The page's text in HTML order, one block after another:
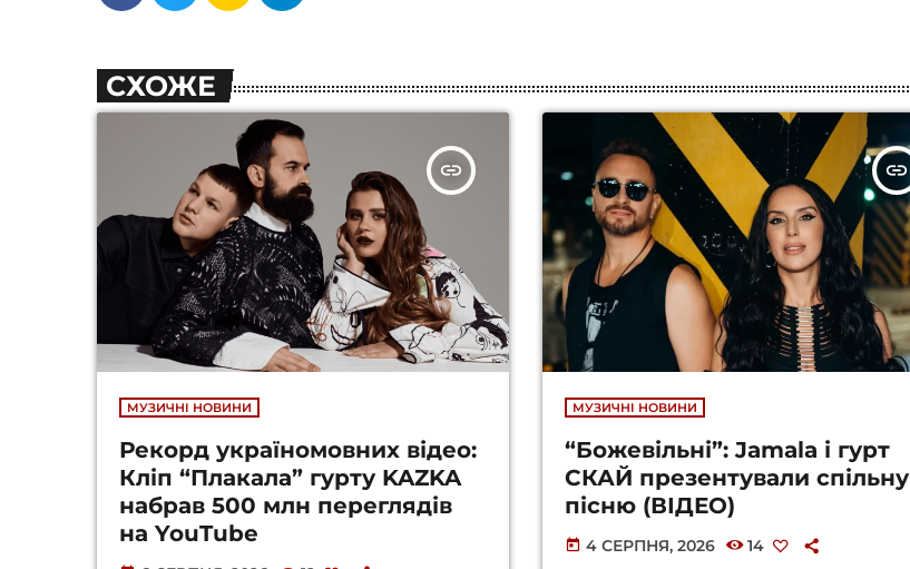
СХОЖЕ
insert_link
МУЗИЧНІ НОВИНИ
Рекорд україномовних відео:
Кліп “Плакала” гурту KAZKA
набрав 500 млн переглядів
на YouTube
insert_link
МУЗИЧНІ НОВИНИ
“Божевільні”: Jamala і гурт
СКАЙ презентували спільну
пісню (ВІДЕО)
today 4 СЕРПНЯ, 2026 14